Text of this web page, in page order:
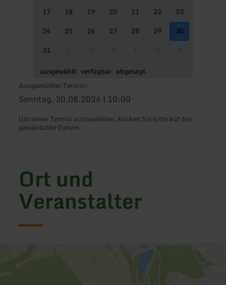
17
18 19 20 21 22
23
24
25 26 27 28 29
30
31
ausgewählt verfügbar abgesagt
Ausgewählter Termin:
Sonntag, 30.08.2026 | 10:00
Um einen Termin auszuwählen, klicken Sie bitte auf das
gewünschte Datum.
Ort und
Veranstalter